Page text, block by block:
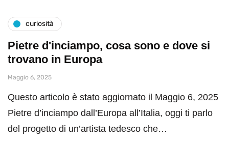
curiosità
Pietre d'inciampo, cosa sono e dove si
trovano in Europa
Maggio 6, 2025
Questo articolo è stato aggiornato il Maggio 6, 2025
Pietre d’inciampo dall’Europa all’Italia, oggi ti parlo
del progetto di un’artista tedesco che…